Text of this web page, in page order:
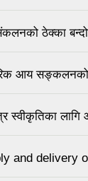
ठेक्का
आय सङ्कलनको
स्वीकृतिका
and delivery